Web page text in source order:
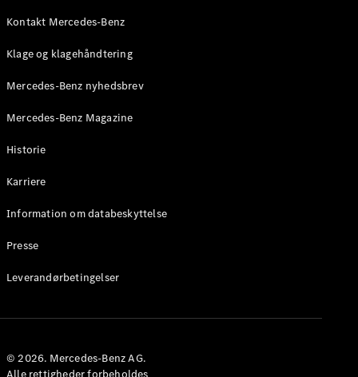
Kontakt Mercedes-Benz
Klage og klagehåndtering
Mercedes-Benz nyhedsbrev
Mercedes-Benz Magazine
Historie
Karriere
Information om databeskyttelse
Presse
Leverandørbetingelser
© 2026. Mercedes-Benz AG.